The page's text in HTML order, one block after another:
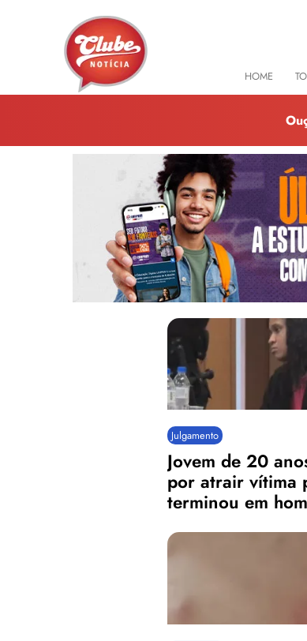
HOME
Julgamento
Jovem de 20
por atrair vítima
terminou em